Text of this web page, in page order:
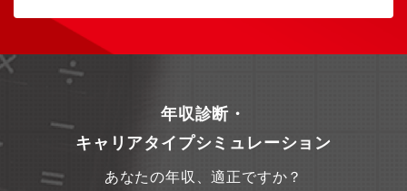
TLanPを活用 ）＜魅力ポイント＞【プロジェクトの魅力】・大手
金融機関の勘定・顧客・取引データを扱う大規模データ基盤設計
に携われる・要件定義から実装設計まで、金融システムの根幹を
支えるアーキテクチャを構築・セキュリティやスケーラビリティ
ィストやエンジニアと連携し、AI実装を支えるデータ構造を設計
【組織とカルチャー】・CTO友田（34歳）自らがAI・データ事業
部長を兼任、役員とも距離が近いフラットな組織・毎週金曜の全
開発方針に関してチーム全体に裁量があり、最新技術導入にも積
年収診断・
キャリアタイプシミュレーション
あなたの年収、適正ですか？